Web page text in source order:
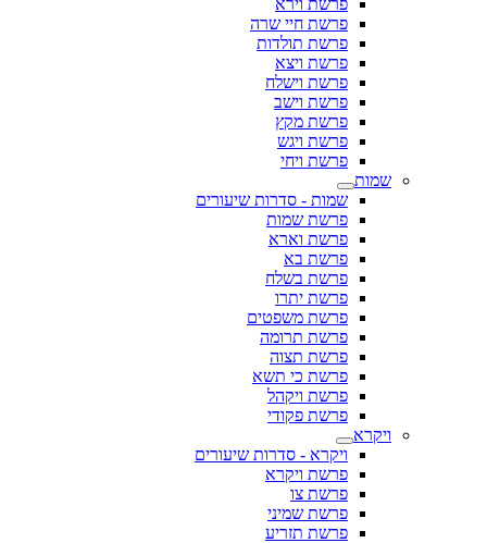
פרשת וירא
פרשת חיי שרה
פרשת תולדות
פרשת ויצא
פרשת וישלח
פרשת וישב
פרשת מקץ
פרשת ויגש
פרשת ויחי
שמות
שמות - סדרות שיעורים
פרשת שמות
פרשת וארא
פרשת בא
פרשת בשלח
פרשת יתרו
פרשת משפטים
פרשת תרומה
פרשת תצוה
פרשת כי תשא
פרשת ויקהל
פרשת פקודי
ויקרא
ויקרא - סדרות שיעורים
פרשת ויקרא
פרשת צו
פרשת שמיני
פרשת תזריע